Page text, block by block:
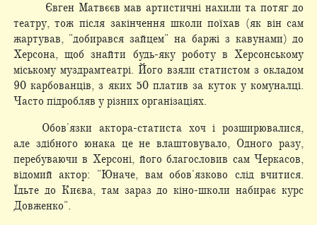
Євген Матвєєв мав артистичні нахили та потяг до
театру, тож після закінчення школи поїхав (як він сам
жартував, "добирався зайцем" на баржі з кавунами) до
Херсона, щоб знайти будь-яку роботу в Херсонському
міському муздрамтеатрі. Його взяли статистом з окладом
90 карбованців, з яких 50 платив за куток у комуналці.
Часто підробляв у різних організаціях.
Обов'язки актора-статиста хоч і розширювалися,
але здібного юнака це не влаштовувало, Одного разу,
перебуваючи в Херсоні, його благословив сам Черкасов,
відомий актор: "Юначе, вам обов'язково слід вчитися.
Їдьте до Києва, там зараз до кіно-школи набирає курс
Довженко".